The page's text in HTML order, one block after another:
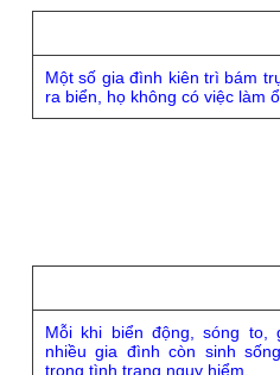
Một số gia đình kiên trì bám
ra biển, họ không có việc làm
Mỗi khi biển động, sóng to,
nhiều gia đình còn sinh
trong tình trạng nguy hiểm.